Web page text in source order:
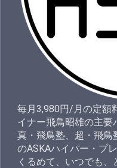
毎月3,980円/月の定額
イナー飛鳥昭雄の主
真・飛鳥塾、超・飛鳥
のASKAハイパー・プ
くるめて、いつでも